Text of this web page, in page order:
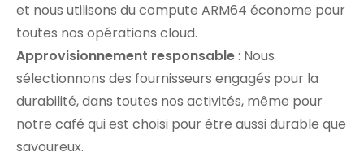
et nous utilisons du compute ARM64 économe pour
toutes nos opérations cloud.
Approvisionnement responsable: Nous
sélectionnons des fournisseurs engagés pour la
durabilité, dans toutes nos activités, même pour
notre café qui est choisi pour être aussi durable que
savoureux.